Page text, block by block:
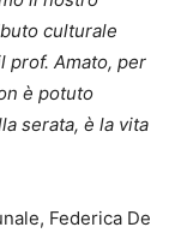
culturale
prof. Amato, per
è potuto
serata, è la vita
Federica De